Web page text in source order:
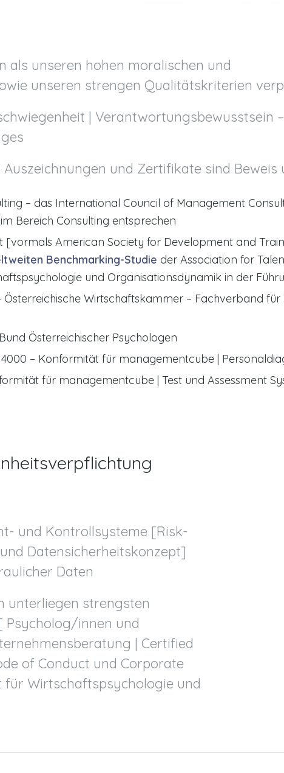
als unseren hohen moralischen und
unseren strengen Qualitätskriterien
| Verantwortungsbewusstsein –
und Zertifikate sind
– das International Council of Management
Bereich Consulting entsprechen
[vormals American Society for Development and
Benchmarking-Studie der Association for
und Organisationsdynamik in der
Österreichische Wirtschaftskammer – Fachverband
Österreichischer Psychologen
4000 – Konformität für managementcube |
für managementcube | Test und Assessment
und Kontrollsysteme [Risk-
Datensicherheitskonzept]
Daten
unterliegen strengsten
Psycholog/innen und
| Certified
of Conduct und Corporate
für Wirtschaftspsychologie und